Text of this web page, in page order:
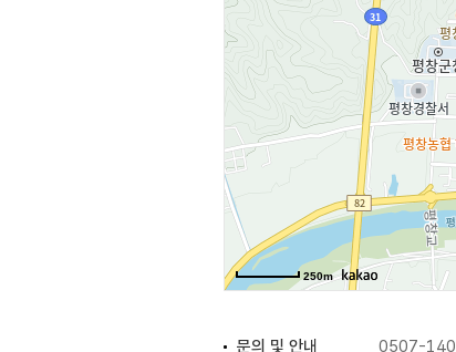
250m
문의 및 안내 0507-